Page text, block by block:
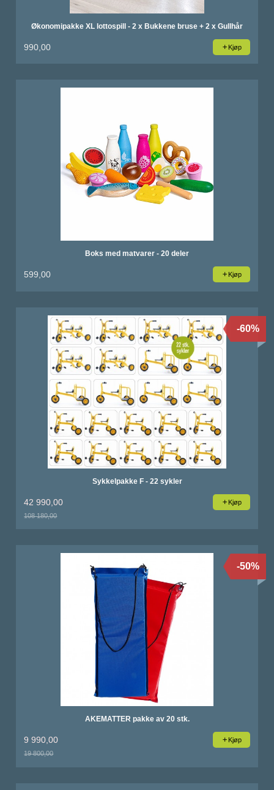
Økonomipakke XL lottospill - 2 x Bukkene bruse + 2 x Gullhår
990,00 Kjøp
Boks med matvarer - 20 deler
599,00 Kjøp
Sykkelpakke F - 22 sykler
42 990,00
108 180,00
-60%
Kjøp
AKEMATTER pakke av 20 stk.
9 990,00
19 800,00
-50%
Kjøp